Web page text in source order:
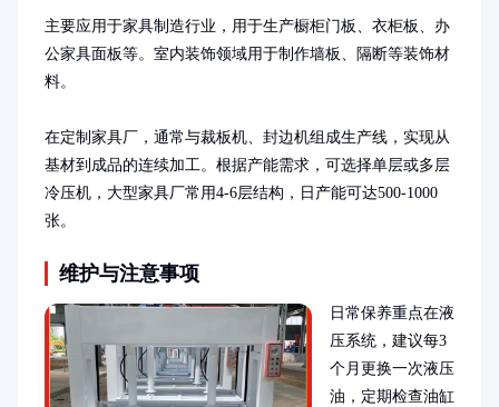
主要应用于家具制造行业，用于生产橱柜门板、衣柜板、办
公家具面板等。室内装饰领域用于制作墙板、隔断等装饰材
料。
在定制家具厂，通常与裁板机、封边机组成生产线，实现从
基材到成品的连续加工。根据产能需求，可选择单层或多层
冷压机，大型家具厂常用4-6层结构，日产能可达500-1000
张。
维护与注意事项
日常保养重点在液
压系统，建议每3
个月更换一次液压
油，定期检查油缸